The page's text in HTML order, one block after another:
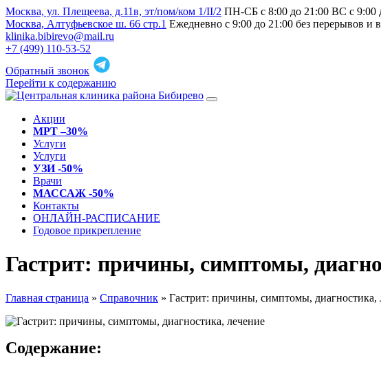
Москва, ул. Плещеева, д.11в, эт/пом/ком 1/II/2 ПН-СБ с 8:00 до 21:00 ВС с 9:00
Москва, Алтуфьевское ш. 66 стр.1 Ежедневно с 9:00 до 21:00 без перерывов и
klinika.bibirevo@mail.ru
+7 (499) 110-53-52
Обратный звонок
Перейти к содержанию
Акции
МРТ –30%
Услуги
Услуги
УЗИ -50%
Врачи
МАССАЖ -50%
Контакты
ОНЛАЙН-РАСПИСАНИЕ
Годовое прикрепление
Гастрит: причины, симптомы,
Главная страница » Справочник » Гастрит: причины, симптомы, диагностика,
Содержание: